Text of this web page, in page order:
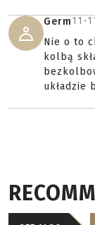
Germ11-
Nie o to
kolbą
układzie